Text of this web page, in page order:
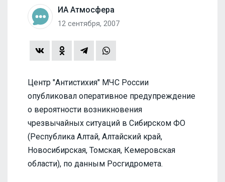
ИА Атмосфера
12 сентября, 2007
Центр "Антистихия" МЧС России
опубликовал оперативное предупреждение
о вероятности возникновения
чрезвычайных ситуаций в Сибирском ФО
(Республика Алтай, Алтайский край,
Новосибирская, Томская, Кемеровская
области), по данным Росгидромета.